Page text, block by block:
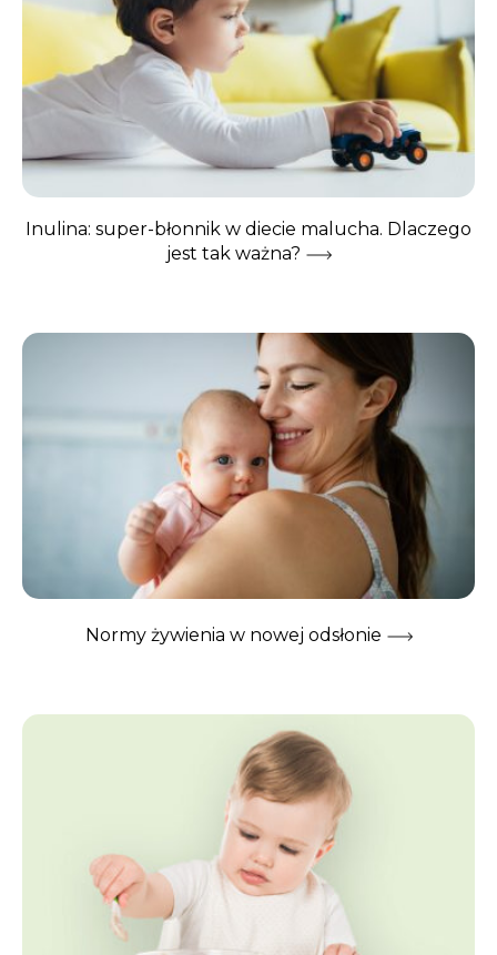
Inulina: super-błonnik w diecie malucha. Dlaczego
jest tak ważna?
Normy żywienia w nowej odsłonie